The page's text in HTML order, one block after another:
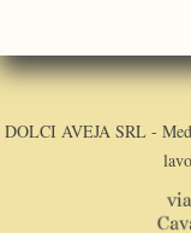
DOLCI AVEJA SRL -